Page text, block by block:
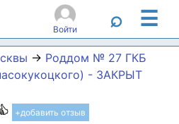
Войти ⌕ ☰
→ Роддом № 27 ГКБ
- ЗАКРЫТ
+добавить отзыв